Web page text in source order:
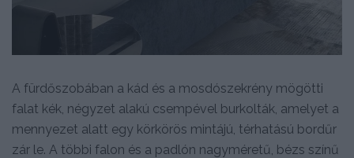
A fürdőszobában a kád és a mosdószekrény mögötti
falat kék, négyzet alakú csempével burkolták, amelyet a
mennyezet alatt egy körkörös mintájú, térhatású bordűr
zár le. A többi falon és a padlón nagyméretű, bézs színű